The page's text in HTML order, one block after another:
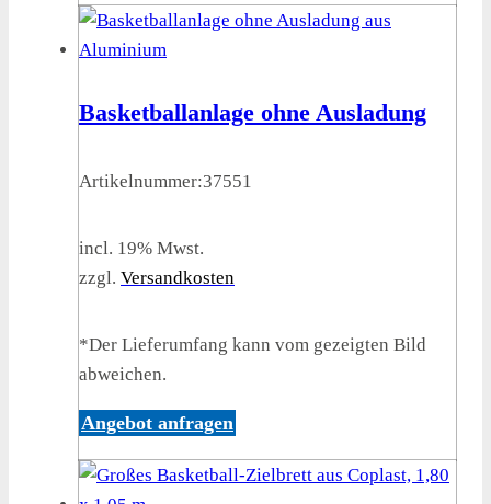
Basketballanlage ohne Ausladung
Artikelnummer:37551
incl. 19% Mwst.
zzgl. Versandkosten
*Der Lieferumfang kann vom gezeigten Bild
abweichen.
Angebot anfragen